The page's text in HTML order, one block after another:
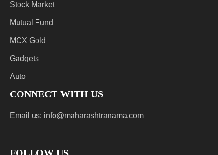
Stock Market
Mutual Fund
MCX Gold
Gadgets
Auto
CONNECT WITH US
Email us: info@maharashtranama.com